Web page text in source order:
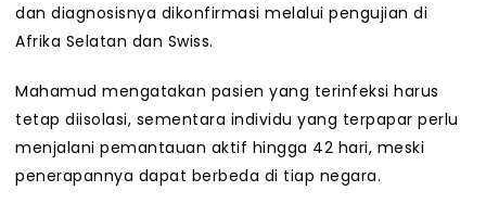
dan diagnosisnya dikonfirmasi melalui pengujian di
Afrika Selatan dan Swiss.
Mahamud mengatakan pasien yang terinfeksi harus
tetap diisolasi, sementara individu yang terpapar perlu
menjalani pemantauan aktif hingga 42 hari, meski
penerapannya dapat berbeda di tiap negara.